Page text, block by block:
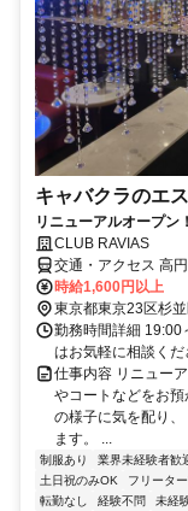
キャバクラのエ
リニューアルオープン
CLUB RAVIAS
交通・アクセス 高
時給1,600円以上
東京都東京23区杉
勤務時間詳細
はお気軽に相談くだ
仕事内容 リニュー
やコートなどをお
の様子に気を配り
ます。 ...
制服あり 業界未経験者歓
土日祝のみOK
フリータ
転勤なし
経験不問 未経